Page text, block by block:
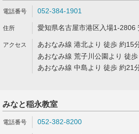
052-384-1901
愛知県名古屋市港区入場1-2806
あおなみ線 港北より 徒歩 約15
あおなみ線 荒子川公園より 徒
あおなみ線 中島より 徒歩 約21
みなと稲永教室
052-382-8200